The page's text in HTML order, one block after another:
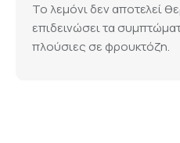
Το λεμόνι δεν αποτελεί
επιδεινώσει τα
πλούσιες σε φρουκτόζη.